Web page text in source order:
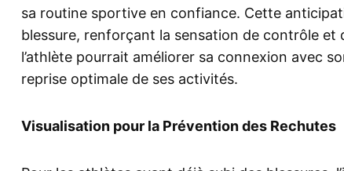
sa routine sportive en confiance. Cette
blessure, renforçant la sensation de contrôle et
l’athlète pourrait améliorer sa connexion avec
reprise optimale de ses activités.
Visualisation pour la Prévention des Rechutes